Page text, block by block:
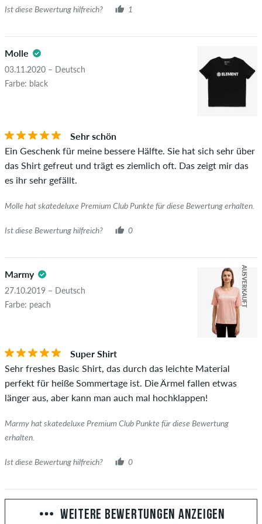
wirklich besitzen oder besessen haben.
Ist diese Bewertung hilfreich? 1
Molle
03.11.2020 – Deutsch
Farbe: black
Sehr schön
Ein Geschenk für meine bessere Hälfte. Sie hat sich sehr über
das Shirt gefreut und trägt es ziemlich oft. Das zeigt mir das
es ihr sehr gefällt.
Molle hat skatedeluxe Premium Club Punkte für diese Bewertung erhalten.
Ist diese Bewertung hilfreich? 0
Marmy
27.10.2019 – Deutsch
Farbe: peach
AUSVERKAUFT
Super Shirt
Sehr freshes Basic Shirt, das durch das leichte Material
perfekt für heiße Sommertage ist. Die Ärmel fallen etwas
länger aus, aber kann man auch mal hochklappen!
Marmy hat skatedeluxe Premium Club Punkte für diese Bewertung
erhalten.
Ist diese Bewertung hilfreich? 0
WEITERE BEWERTUNGEN ANZEIGEN